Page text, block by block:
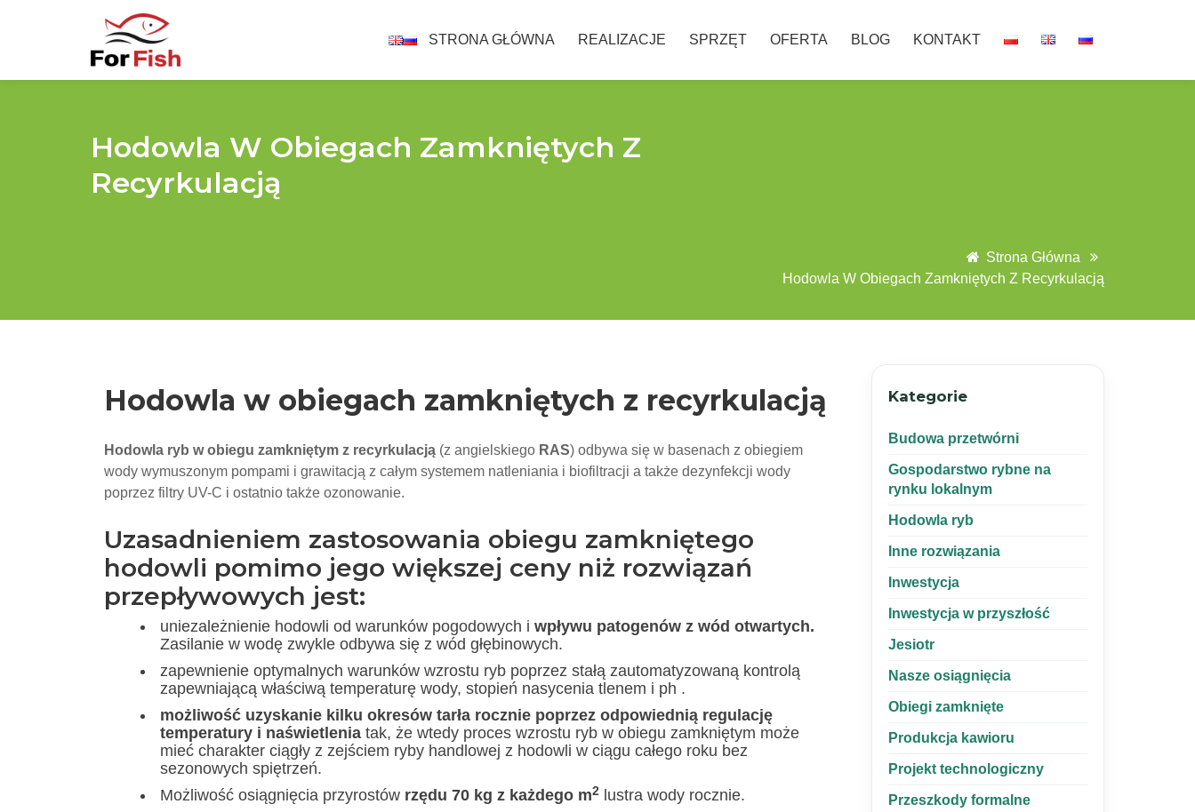
STRONA GŁÓWNA REALIZACJE SPRZĘT OFERTA BLOG KONTAKT
Hodowla W Obiegach Zamkniętych Z
Recyrkulacją
Strona Główna
Hodowla W Obiegach Zamkniętych Z Recyrkulacją
Hodowla w obiegach zamkniętych z recyrkulacją
Hodowla ryb w obiegu zamkniętym z recyrkulacją (z angielskiego RAS) odbywa się w basenach z obiegiem
wody wymuszonym pompami i grawitacją z całym systemem natleniania i biofiltracji a także dezynfekcji wody
poprzez filtry UV-C i ostatnio także ozonowanie.
Uzasadnieniem zastosowania obiegu zamkniętego
hodowli pomimo jego większej ceny niż rozwiązań
przepływowych jest:
uniezależnienie hodowli od warunków pogodowych i wpływu patogenów z wód otwartych.
Zasilanie w wodę zwykle odbywa się z wód głębinowych.
zapewnienie optymalnych warunków wzrostu ryb poprzez stałą zautomatyzowaną kontrolą
zapewniającą właściwą temperaturę wody, stopień nasycenia tlenem i ph .
możliwość uzyskanie kilku okresów tarła rocznie poprzez odpowiednią regulację
temperatury i naświetlenia tak, że wtedy proces wzrostu ryb w obiegu zamkniętym może
mieć charakter ciągły z zejściem ryby handlowej z hodowli w ciągu całego roku bez
sezonowych spiętrzeń.
Możliwość osiągnięcia przyrostów rzędu 70 kg z każdego m2
lustra wody rocznie.
Kategorie
Budowa przetwórni
Gospodarstwo rybne na
rynku lokalnym
Hodowla ryb
Inne rozwiązania
Inwestycja
Inwestycja w przyszłość
Jesiotr
Nasze osiągnięcia
Obiegi zamknięte
Produkcja kawioru
Projekt technologiczny
Przeszkody formalne